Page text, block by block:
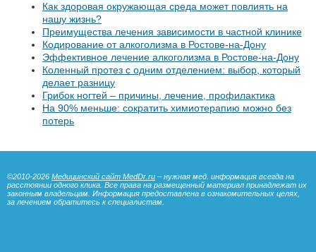
Как здоровая окружающая среда может повлиять на
нашу жизнь?
Преимущества лечения зависимости в частной клинике
Кодирование от алкоголизма в Ростове-на-Дону
Эффективное лечение алкоголизма в Ростове-на-Дону
Коленный протез с одним отделением: выбор, который
делает разницу
Грибок ногтей – причины, лечение, профилактика
На 90% меньше: сократить химиотерапию можно без
потерь
©2010-2026 Медицинский сайт MedDr.ru – нужная мед. информация всегда на
расстоянии одного клика. Все права на размещенный материал принадлежат их
законным владельцам. Информация предоставлена в ознакомительных целях,
за лечением обратитесь к специалистам.